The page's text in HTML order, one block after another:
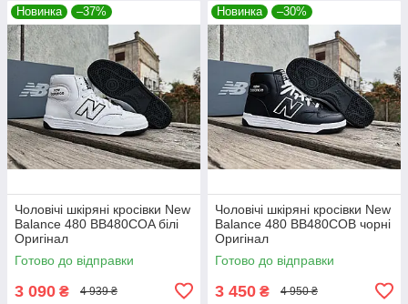
Новинка –37%
Чоловічі шкіряні кросівки New
Balance 480 BB480COA білі
Оригінал
Готово до відправки
3 090 ₴ 4 939 ₴
Новинка –30%
Чоловічі шкіряні кросівки New
Balance 480 BB480COB чорні
Оригінал
Готово до відправки
3 450 ₴ 4 950 ₴